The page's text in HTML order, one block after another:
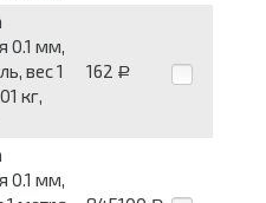
0.1 мм,
вес 1
кг,
162 Р
0.1 мм,